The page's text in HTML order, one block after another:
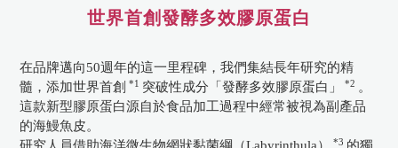
世界首創發酵多效膠原蛋白
在品牌邁向50週年的這一里程碑，我們集結長年研究的精
髓，添加世界首創 *1 突破性成分「發酵多效膠原蛋白」 *2 。
這款新型膠原蛋白源自於食品加工過程中經常被視為副產品
的海鰻魚皮。
研究人員借助海洋微生物網狀黏菌綱（Labyrinthula）
*3 的獨